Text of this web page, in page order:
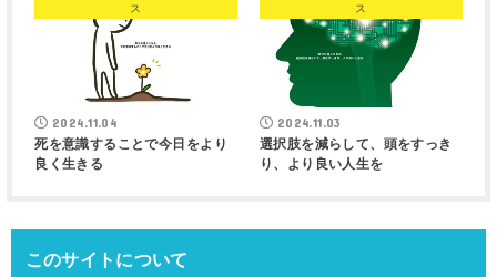
ス
2024.11.04
死を意識することで今日をより
良く生きる
ス
2024.11.03
選択肢を減らして、頭をすっき
り、より良い人生を
このサイトについて